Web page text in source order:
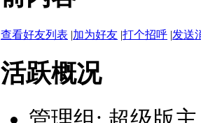
查看好友列表 |加为好友 |打个招呼 |发送
活跃概况